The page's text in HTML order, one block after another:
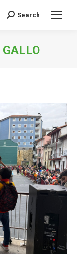
Buscar:
Search